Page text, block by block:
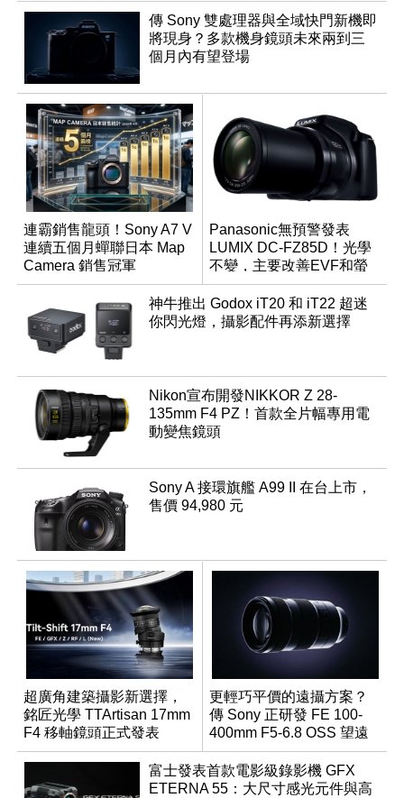
傳 Sony 雙處理器與全域快門新機即
將現身？多款機身鏡頭未來兩到三
個月內有望登場
連霸銷售龍頭！Sony A7 V
連續五個月蟬聯日本 Map
Camera 銷售冠軍
Panasonic無預警發表
LUMIX DC-FZ85D！光學
不變，主要改善EVF和螢
幕解析度
神牛推出 Godox iT20 和 iT22 超迷
你閃光燈，攝影配件再添新選擇
Nikon宣布開發NIKKOR Z 28-
135mm F4 PZ！首款全片幅專用電
動變焦鏡頭
Sony A 接環旗艦 A99 II 在台上市，
售價 94,980 元
超廣角建築攝影新選擇，
銘匠光學 TTArtisan 17mm
F4 移軸鏡頭正式發表
更輕巧平價的遠攝方案？
傳 Sony 正研發 FE 100-
400mm F5-6.8 OSS 望遠
變焦鏡頭
富士發表首款電影級錄影機 GFX
ETERNA 55：大尺寸感光元件與高